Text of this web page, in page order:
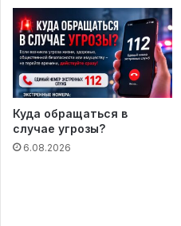
Куда обращаться в
случае угрозы?
6.08.2026